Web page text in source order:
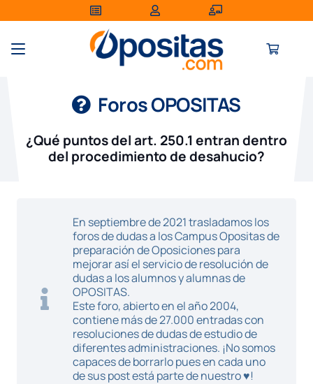
Foros OPOSITAS
¿Qué puntos del art. 250.1 entran dentro
del procedimiento de desahucio?
En septiembre de 2021 trasladamos los
foros de dudas a los Campus Opositas de
preparación de Oposiciones para
mejorar así el servicio de resolución de
dudas a los alumnos y alumnas de
OPOSITAS.
Este foro, abierto en el año 2004,
contiene más de 27.000 entradas con
resoluciones de dudas de estudio de
diferentes administraciones. ¡No somos
capaces de borrarlo pues en cada uno
de sus post está parte de nuestro ♥!